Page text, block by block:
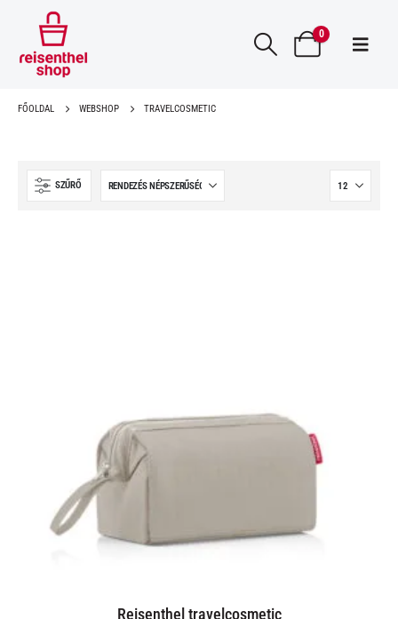
0
FŐOLDAL WEBSHOP TRAVELCOSMETIC
SZŰRŐ
Reisenthel travelcosmetic